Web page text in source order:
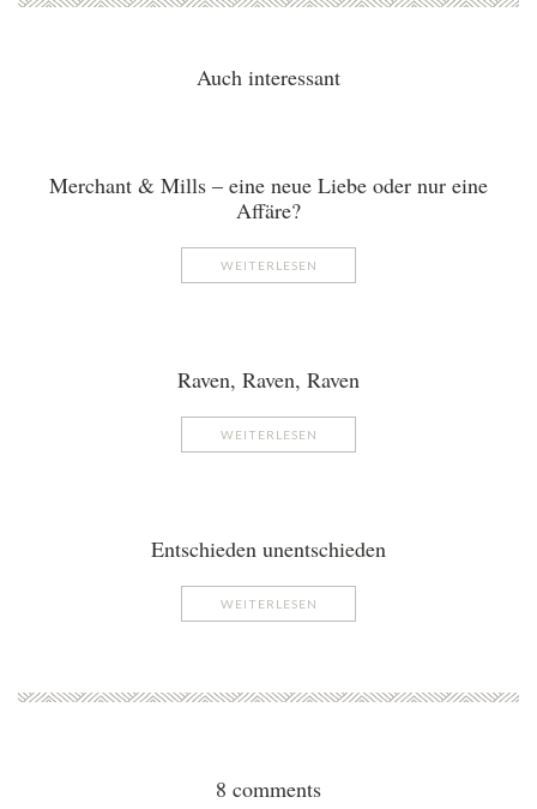
Auch interessant
Merchant & Mills – eine neue Liebe oder nur eine
Affäre?
WEITERLESEN
Raven, Raven, Raven
WEITERLESEN
Entschieden unentschieden
WEITERLESEN
8 comments